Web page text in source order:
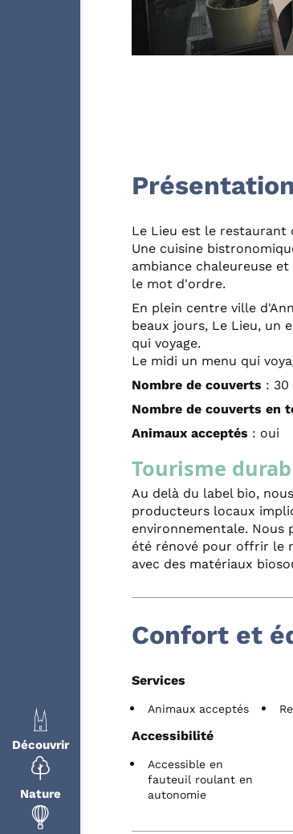
Découvrir
Nature
Présentation
Le Lieu est le restaurant
Une cuisine
ambiance chaleureuse
le mot d'ordre.
En plein centre ville
beaux jours, Le Lieu, un
qui voyage.
Le midi un menu qui
Nombre de couverts : 30
Nombre de couverts en
Animaux acceptés : oui
Tourisme
Au delà du label bio,
producteurs locaux
environnementale. Nous
été rénové pour offrir le
avec des matériaux
Confort et
Services
Animaux acceptés
Accessibilité
Accessible en
fauteuil roulant en
autonomie